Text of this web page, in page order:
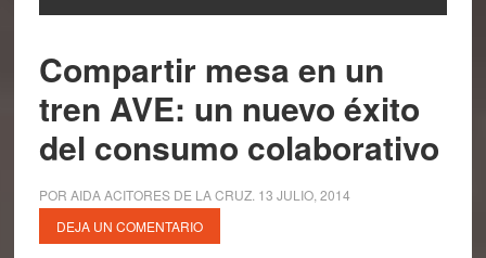
Compartir mesa en un
tren AVE: un nuevo éxito
del consumo colaborativo
POR AIDA ACITORES DE LA CRUZ. 13 JULIO, 2014
DEJA UN COMENTARIO